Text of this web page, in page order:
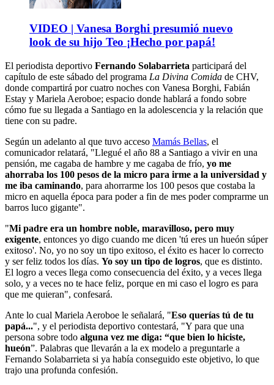
VIDEO | Vanesa Borghi presumió nuevo
look de su hijo Teo ¡Hecho por papá!
El periodista deportivo Fernando Solabarrieta participará del
capítulo de este sábado del programa La Divina Comida de CHV,
donde compartirá por cuatro noches con Vanesa Borghi, Fabián
Estay y Mariela Aeroboe; espacio donde hablará a fondo sobre
cómo fue su llegada a Santiago en la adolescencia y la relación que
tiene con su padre.
Según un adelanto al que tuvo acceso Mamás Bellas, el
comunicador relatará, "Llegué el año 88 a Santiago a vivir en una
pensión, me cagaba de hambre y me cagaba de frío, yo me
ahorraba los 100 pesos de la micro para irme a la universidad y
me iba caminando, para ahorrarme los 100 pesos que costaba la
micro en aquella época para poder a fin de mes poder comprarme un
barros luco gigante".
"Mi padre era un hombre noble, maravilloso, pero muy
exigente, entonces yo digo cuando me dicen 'tú eres un hueón súper
exitoso'. No, yo no soy un tipo exitoso, el éxito es hacer lo correcto
y ser feliz todos los días. Yo soy un tipo de logros, que es distinto.
El logro a veces llega como consecuencia del éxito, y a veces llega
solo, y a veces no te hace feliz, porque en mi caso el logro es para
que me quieran", confesará.
Ante lo cual Mariela Aeroboe le señalará, "Eso querías tú de tu
papá...", y el periodista deportivo contestará, "Y para que una
persona sobre todo alguna vez me diga: “que bien lo hiciste,
hueón”. Palabras que llevarán a la ex modelo a preguntarle a
Fernando Solabarrieta si ya había conseguido este objetivo, lo que
trajo una profunda confesión.